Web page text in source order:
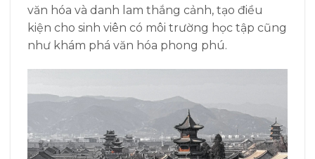
văn hóa và danh lam thắng cảnh, tạo điều
kiện cho sinh viên có môi trường học tập cũng
như khám phá văn hóa phong phú.